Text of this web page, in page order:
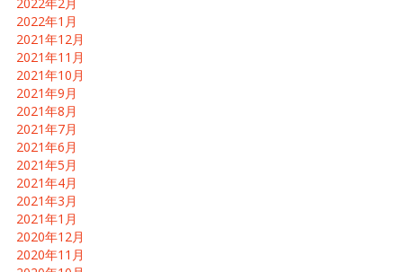
2022年1月
2021年12月
2021年11月
2021年10月
2021年9月
2021年8月
2021年7月
2021年6月
2021年5月
2021年4月
2021年3月
2021年1月
2020年12月
2020年11月